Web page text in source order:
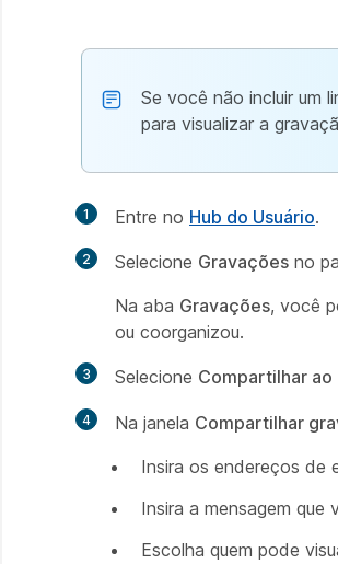
Se você não incluir um
para visualizar a
1 Entre no Hub do Usuário.
2 Selecione Gravações no
Na aba Gravações, você
ou coorganizou.
3 Selecione Compartilhar ao
4 Na janela Compartilhar
Insira os endereços de
Insira a mensagem que
Escolha quem pode